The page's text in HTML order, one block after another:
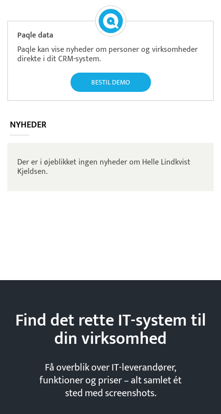
Paqle data
Paqle kan vise nyheder om personer og virksomheder
direkte i dit CRM-system.
BESTIL DEMO
NYHEDER
Der er i øjeblikket ingen nyheder om Helle Lindkvist
Kjeldsen.
Find det rette IT-system til
dinvirksomhed
Få overblik over IT-leverandører,
funktioner og priser – alt samlet ét
sted med screenshots.